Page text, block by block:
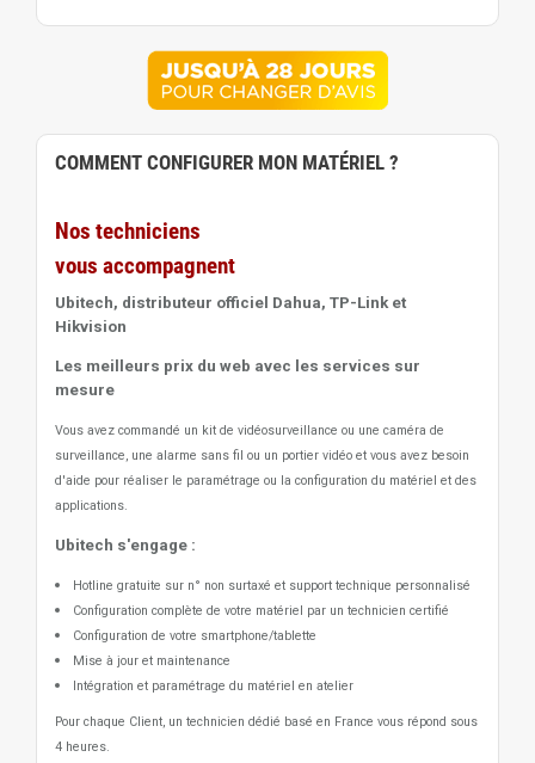
COMMENT CONFIGURER MON MATÉRIEL ?
Nos techniciens
vous accompagnent
Ubitech, distributeur officiel Dahua, TP-Link et
Hikvision
Les meilleurs prix du web avec les services sur
mesure
Vous avez commandé un kit de vidéosurveillance ou une caméra de
surveillance, une alarme sans fil ou un portier vidéo et vous avez besoin
d'aide pour réaliser le paramétrage ou la configuration du matériel et des
applications.
Ubitech s'engage :
Hotline gratuite sur n° non surtaxé et support technique personnalisé
Configuration complète de votre matériel par un technicien certifié
Configuration de votre smartphone/tablette
Mise à jour et maintenance
Intégration et paramétrage du matériel en atelier
Pour chaque Client, un technicien dédié basé en France vous répond sous
4 heures.